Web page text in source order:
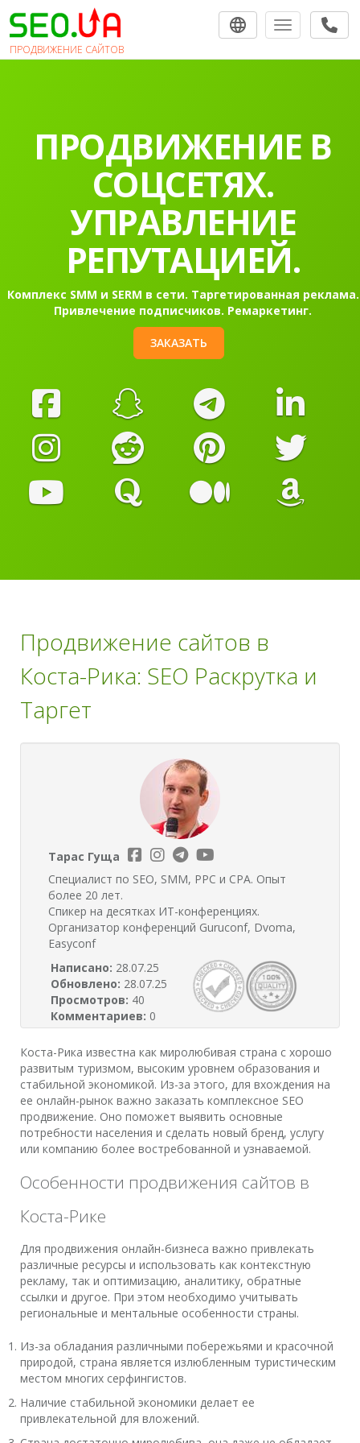
ПРОДВИЖЕНИЕ САЙТОВ
Toggle
ПРОДВИЖЕНИЕ
САЙТОВ В
ПОИСКОВЫХ
СИСТЕМАХ.
Раскрутка сайта в Гугл в топ-10 на первую страницу
Контекстная реклама Google Ads.
ЗАКАЗАТЬ
Продвижение сайтов в
Коста-Рика: SEO Раскрутка и
Таргет
Тарас Гуща
Специалист по SEO, SMM, PPC и CPA. Опыт
более 20 лет.
Спикер на десятках ИТ-конференциях.
Организатор конференций Guruconf, Dvoma,
Easyconf
Написано: 28.07.25
Обновлено: 28.07.25
Просмотров: 40
Комментариев: 0
Коста-Рика известна как миролюбивая страна с хорошо
развитым туризмом, высоким уровнем образования и
стабильной экономикой. Из-за этого, для вхождения на
ее онлайн-рынок важно заказать комплексное SEO
продвижение. Оно поможет выявить основные
потребности населения и сделать новый бренд, услугу
или компанию более востребованной и узнаваемой.
Особенности продвижения сайтов в
Коста-Рике
Для продвижения онлайн-бизнеса важно привлекать
различные ресурсы и использовать как контекстную
рекламу, так и оптимизацию, аналитику, обратные
ссылки и другое. При этом необходимо учитывать
региональные и ментальные особенности страны.
Из-за обладания различными побережьями и красочной
природой, страна является излюбленным туристическим
местом многих серфингистов.
Наличие стабильной экономики делает ее
привлекательной для вложений.